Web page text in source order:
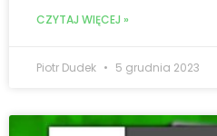
CZYTAJ WIĘCEJ »
Piotr Dudek 5 grudnia 2023